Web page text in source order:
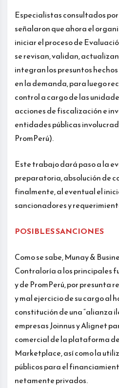
Especialistas consultados
señalaron que ahora el
iniciar el proceso de
se revisan, validan,
integran los presuntos
en la demanda, para luego
control a cargo de las
acciones de fiscalización e
entidades públicas
PromPerú).
Este trabajo dará paso a la
preparatoria, absolución de
finalmente, al eventual el
sancionadores y
POSIBLES SANCIONES
Como se sabe, Munay &
Contraloría a los principales
y de PromPerú, por presunta
y mal ejercicio de su cargo al
constitución de una “alianza
empresas Joinnus y Alignet
comercial de la plataforma
Marketplace, así como la
públicos para el
netamente privados.